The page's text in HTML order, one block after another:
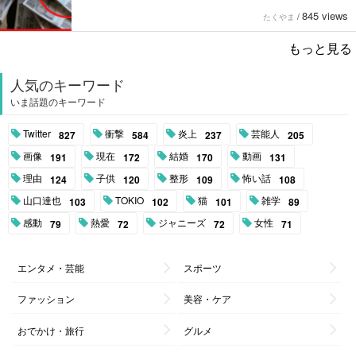
たくやま / 845 views
もっと見る
人気のキーワード
いま話題のキーワード
Twitter 827 衝撃 584 炎上 237 芸能人 205
画像 191 現在 172 結婚 170 動画 131
理由 124 子供 120 整形 109 怖い話 108
山口達也 103 TOKIO 102 猫 101 雑学 89
感動 79 熱愛 72 ジャニーズ 72 女性 71
エンタメ・芸能 スポーツ
ファッション 美容・ケア
おでかけ・旅行 グルメ